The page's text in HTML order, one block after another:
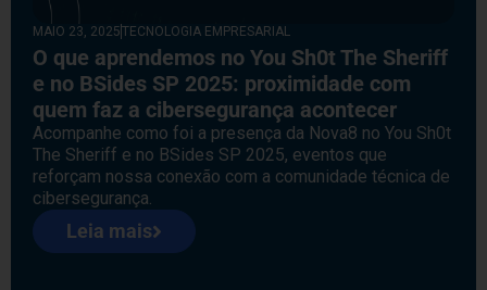
MAIO 23, 2025TECNOLOGIA EMPRESARIAL
O que aprendemos no You Sh0t The Sheriff
e no BSides SP 2025: proximidade com
quem faz a cibersegurança acontecer
Acompanhe como foi a presença da Nova8 no You Sh0t
The Sheriff e no BSides SP 2025, eventos que
reforçam nossa conexão com a comunidade técnica de
cibersegurança.
Leia mais